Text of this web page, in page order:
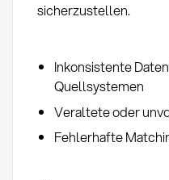
sicherzustellen.
Inkonsistente
Quellsystemen
Veraltete oder
Fehlerhafte